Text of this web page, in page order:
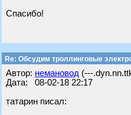
Спасибо!
Re: Обсудим троллинговые
Автор: немановод (---
Дата: 08-02-18 22:17
татарин писал: